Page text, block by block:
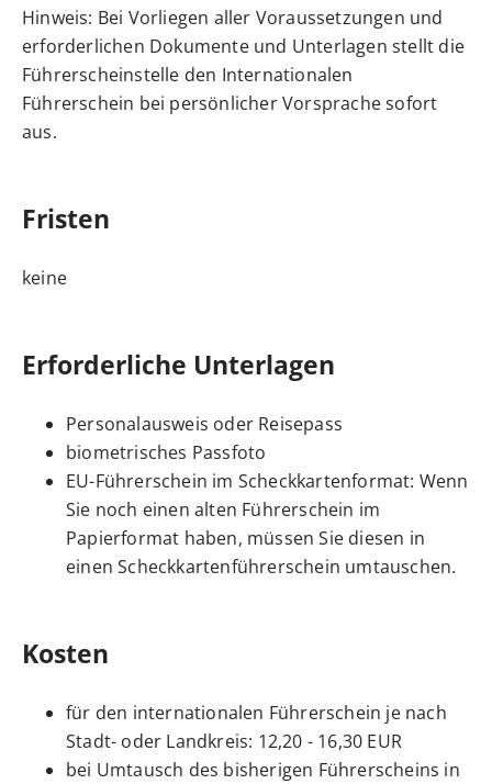
Hinweis: Bei Vorliegen aller Voraussetzungen und
erforderlichen Dokumente und Unterlagen stellt die
Führerscheinstelle den Internationalen
Führerschein bei persönlicher Vorsprache sofort
aus.
Fristen
keine
Erforderliche Unterlagen
Personalausweis oder Reisepass
biometrisches Passfoto
EU-Führerschein im Scheckkartenformat: Wenn
Sie noch einen alten Führerschein im
Papierformat haben, müssen Sie diesen in
einen Scheckkartenführerschein umtauschen.
Kosten
für den internationalen Führerschein je nach
Stadt- oder Landkreis: 12,20 - 16,30 EUR
bei Umtausch des bisherigen Führerscheins in